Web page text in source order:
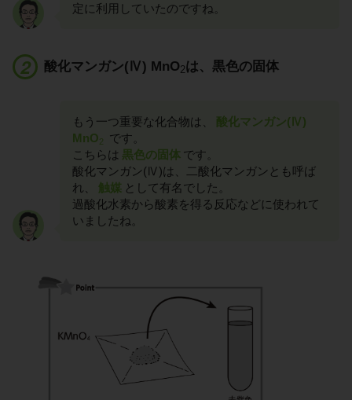
定に利用していたのですね。
酸化マンガン(Ⅳ) MnO2は、黒色の固体
もう一つ重要な化合物は、
酸化マンガン(Ⅳ)
MnO2
です。
こちらは 黒色の固体 です。
酸化マンガン(Ⅳ)は、二酸化マンガンとも呼ば
れ、
触媒 として有名でした。
過酸化水素から酸素を得る反応などに使われて
いましたね。